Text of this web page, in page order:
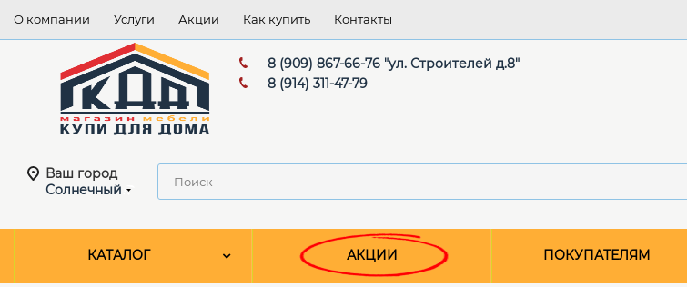
О компании Услуги Акции Как купить Контакты
8 (909) 867-66-76 "ул. Строителей д.8"
8 (914) 311-47-79
Ваш город
Солнечный
КАТАЛОГ АКЦИИ ПОКУПАТЕЛЯМ